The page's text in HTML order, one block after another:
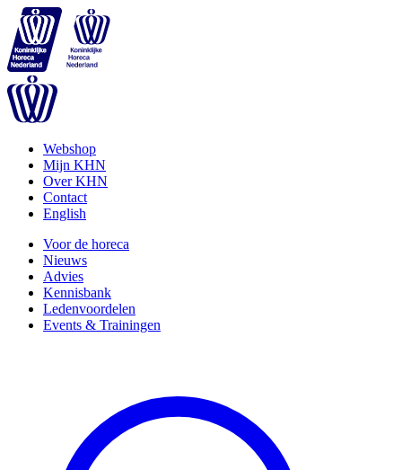
Webshop
Mijn KHN
Over KHN
Contact
English
Voor de horeca
Nieuws
Advies
Kennisbank
Ledenvoordelen
Events & Trainingen